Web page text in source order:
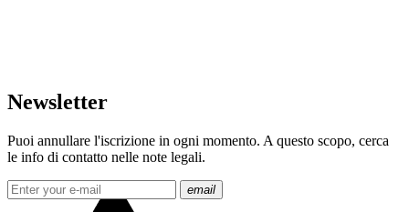
Newsletter
Puoi annullare l'iscrizione in ogni momento. A questo scopo, cerca
le info di contatto nelle note legali.
email